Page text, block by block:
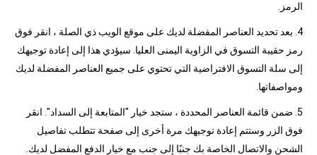
الرمز.
4. بعد تحديد العناصر المفضلة لديك على موقع الويب ذي الصلة ، انقر فوق
رمز حقيبة التسوق في الزاوية اليمنى العليا. سيؤدي هذا إلى إعادة توجيهك
إلى سلة التسوق الافتراضية التي تحتوي على جميع العناصر المفضلة لديك
ومواصفاتها.
5. ضمن قائمة العناصر المحددة ، ستجد خيار "المتابعة إلى السداد". انقر
فوق الزر وستتم إعادة توجيهك مرة أخرى إلى صفحة تتطلب تفاصيل
الشحن والاتصال الخاصة بك جنبًا إلى جنب مع خيار الدفع المفضل لديك.